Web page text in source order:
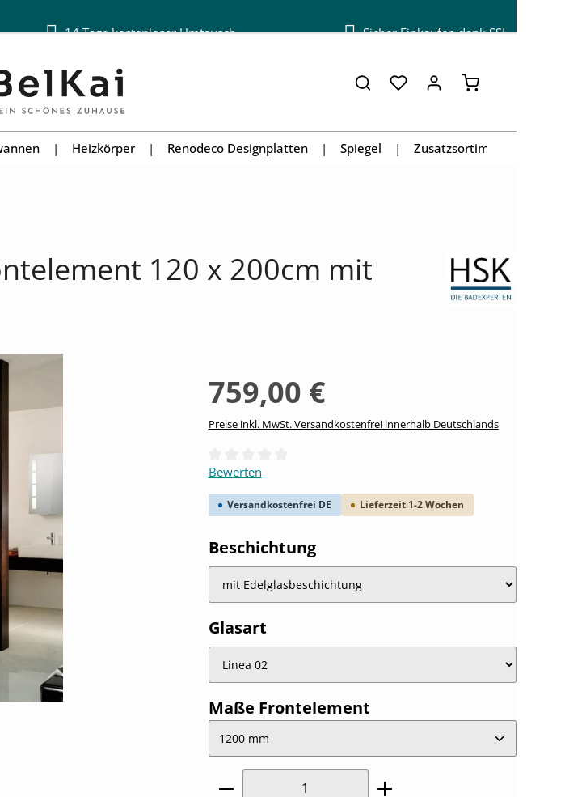
14 Tage kostenloser Umtausch Sicher Einkaufen dank SSL
Warenkorb
Heizkörper Renodeco Designplatten Spiegel Zusatzsortiment
120 x 200cm mit
759,00 €
Preise inkl. MwSt. Versandkostenfrei innerhalb Deutschlands
Durchschnittliche Bewertung von 0 von 5 Sternen
Bewerten
Versandkostenfrei DE Lieferzeit 1-2 Wochen
Beschichtungauswählen
Glasartauswählen
Maße Frontelementauswählen
Produkt Anzahl: Gib den